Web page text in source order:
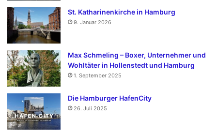
St. Katharinenkirche in Hamburg
9. Januar 2026
Max Schmeling – Boxer, Unternehmer und
Wohltäter in Hollenstedt und Hamburg
1. September 2025
Die Hamburger HafenCity
26. Juli 2025